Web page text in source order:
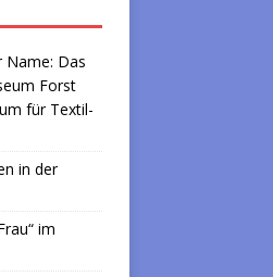
Name: Das
Forst
für Textil-
in der
im